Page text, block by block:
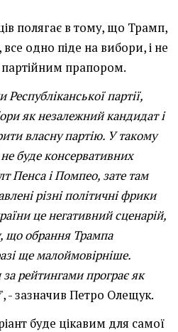
полягає в тому, що Трамп,
одно піде на вибори, і не
прапором.
партії,
як незалежний кандидат і
власну партію. У такому
буде консервативних
Пенса і Помпео, зате там
різні політичні фрики
це негативний сценарій,
що обрання Трампа
ще малоймовірніше.
рейтингами програє як
", - зазначив Петро Олещук.
буде цікавим для самої